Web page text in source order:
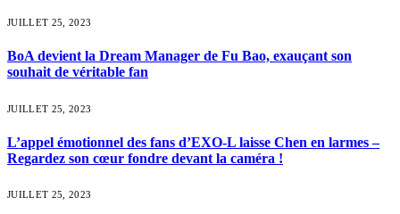
JUILLET 25, 2023
BoA devient la Dream Manager de Fu Bao, exauçant son
souhait de véritable fan
JUILLET 25, 2023
L’appel émotionnel des fans d’EXO-L laisse Chen en larmes –
Regardez son cœur fondre devant la caméra !
JUILLET 25, 2023